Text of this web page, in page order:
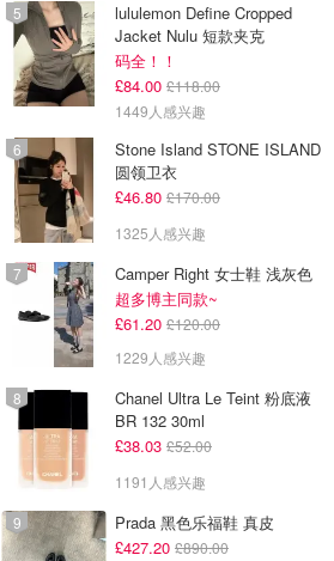
lululemon Define Cropped
Jacket Nulu 短款夹克
码全！！
£84.00 £118.00
1449人感兴趣
Stone Island STONE ISLAND
圆领卫衣
£46.80 £170.00
1325人感兴趣
Camper Right 女士鞋 浅灰色
超多博主同款~
£61.20 £120.00
1229人感兴趣
Chanel Ultra Le Teint 粉底液
BR 132 30ml
£38.03 £52.00
1191人感兴趣
Prada 黑色乐福鞋 真皮
£427.20 £890.00